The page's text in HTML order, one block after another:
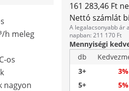
161 283,46 Ft
Nettó számlát
A legalacsonyabb ár
napban: 211 170 Ft
Mennyiségi
db
3+
3%
5+
5%
h meleg
os
nagyon